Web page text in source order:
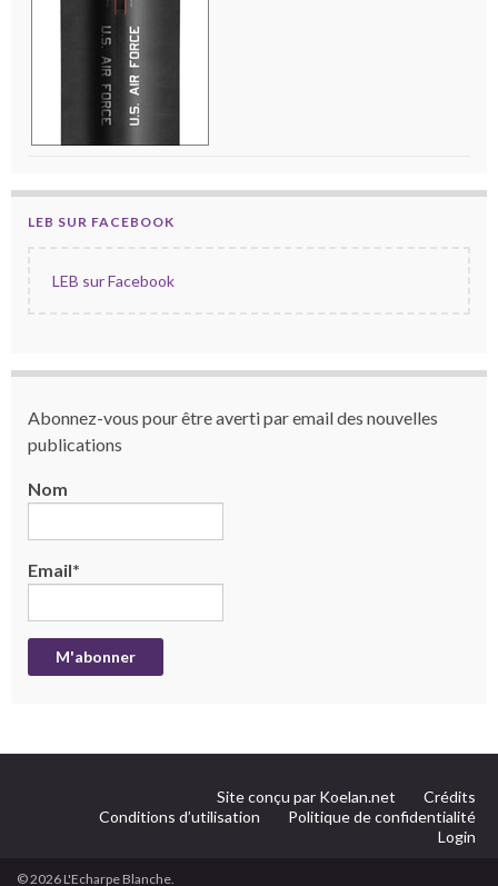
LEB SUR FACEBOOK
LEB sur Facebook
Abonnez-vous pour être averti par email des nouvelles
publications
Nom
Email*
Site conçu par Koelan.net
Crédits
Conditions d’utilisation
Politique de confidentialité
Login
© 2026 L'Echarpe Blanche.